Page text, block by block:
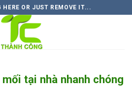
HERE OR JUST REMOVE IT...
tại nhà nhanh chóng